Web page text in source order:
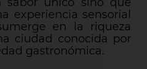
experiencia sensorial
en la riqueza
ciudad conocida por
gastronómica.